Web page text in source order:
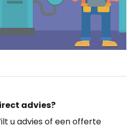
advies?
u advies of een offerte